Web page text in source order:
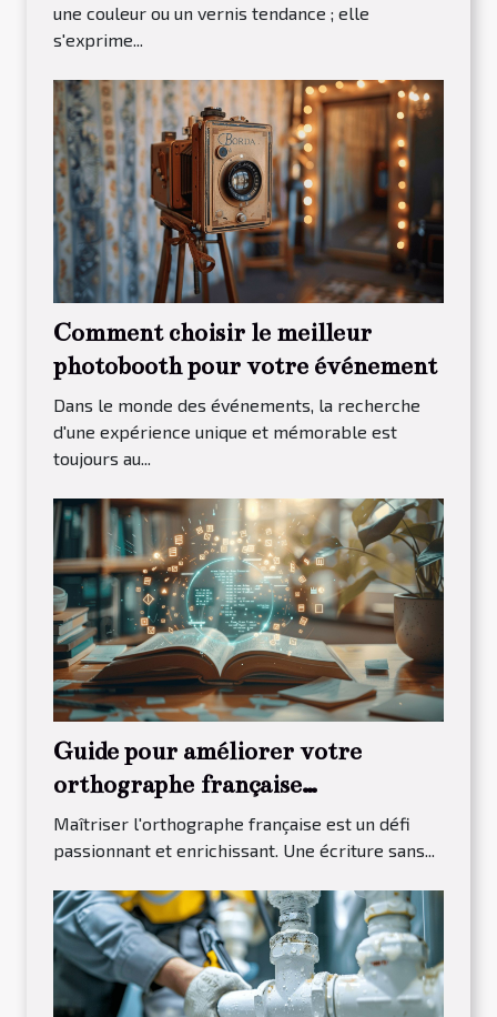
une couleur ou un vernis tendance ; elle
s'exprime...
Comment choisir le meilleur
photobooth pour votre événement
Dans le monde des événements, la recherche
d'une expérience unique et mémorable est
toujours au...
Guide pour améliorer votre
orthographe française
efficacement
Maîtriser l'orthographe française est un défi
passionnant et enrichissant. Une écriture sans...